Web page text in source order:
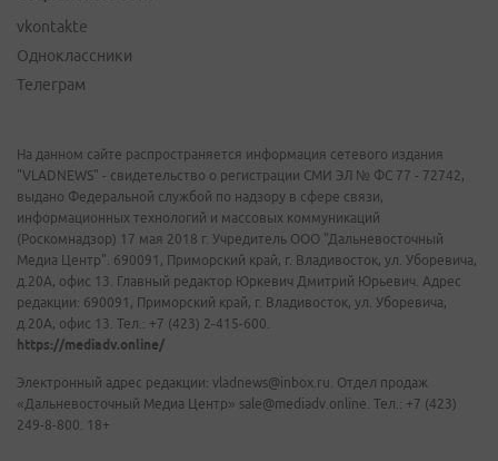
vkontakte
Одноклассники
Телеграм
На данном сайте распространяется информация сетевого издания
"VLADNEWS" - свидетельство о регистрации СМИ ЭЛ № ФС 77 - 72742,
выдано Федеральной службой по надзору в сфере связи,
информационных технологий и массовых коммуникаций
(Роскомнадзор) 17 мая 2018 г. Учредитель ООО "Дальневосточный
Медиа Центр". 690091, Приморский край, г. Владивосток, ул. Уборевича,
д.20А, офис 13. Главный редактор Юркевич Дмитрий Юрьевич. Адрес
редакции: 690091, Приморский край, г. Владивосток, ул. Уборевича,
д.20А, офис 13. Тел.: +7 (423) 2-415-600.
https://mediadv.online/
Электронный адрес редакции: vladnews@inbox.ru. Отдел продаж
«Дальневосточный Медиа Центр» sale@mediadv.online. Тел.: +7 (423)
249-8-800. 18+